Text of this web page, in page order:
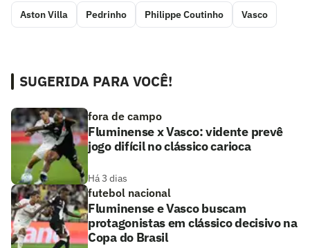
Aston Villa Pedrinho Philippe Coutinho Vasco
SUGERIDA PARA VOCÊ!
fora de campo
Fluminense x Vasco: vidente prevê
jogo difícil no clássico carioca
Há 3 dias
futebol nacional
Fluminense e Vasco buscam
protagonistas em clássico decisivo na
Copa do Brasil